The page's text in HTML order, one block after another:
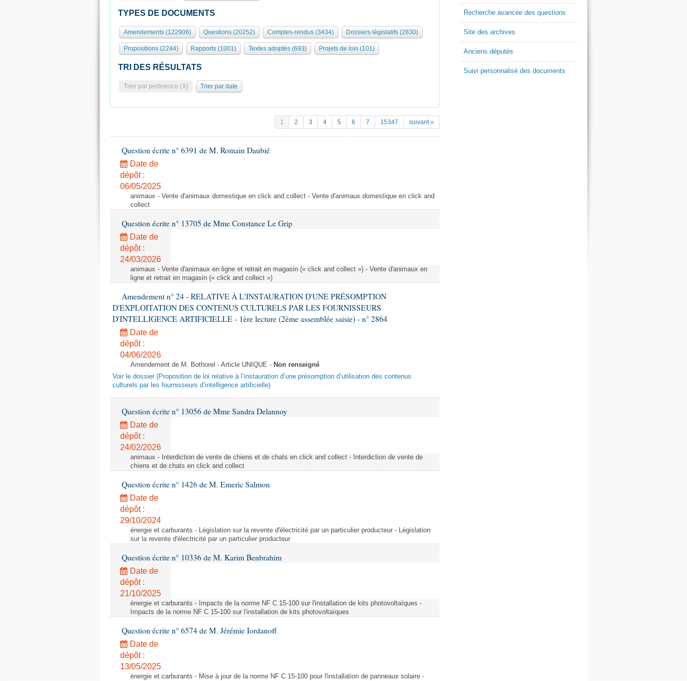
TYPES DE DOCUMENTS
Amendements (122906) Questions (20252) Comptes-rendus (3434) Dossiers législatifs (2830)
Propositions (2244) Rapports (1001) Textes adoptés (693) Projets de lois (101)
TRI DES RÉSULTATS
Trier par pertinence (X) Trier par date
1 2 3 4 5 6 7 15347 suivant »
Question écrite n° 6391 de M. Romain Daubié
Date de
dépôt :
06/05/2025
animaux - Vente d'animaux domestique en click and collect - Vente d'animaux domestique en click and
collect
Question écrite n° 13705 de Mme Constance Le Grip
Date de
dépôt :
24/03/2026
animaux - Vente d'animaux en ligne et retrait en magasin (« click and collect ») - Vente d'animaux en
ligne et retrait en magasin (« click and collect »)
Amendement n° 24 - RELATIVE À L'INSTAURATION D'UNE PRÉSOMPTION
D'EXPLOITATION DES CONTENUS CULTURELS PAR LES FOURNISSEURS
D'INTELLIGENCE ARTIFICIELLE - 1ère lecture (2ème assemblée saisie) - n° 2864
Date de
dépôt :
04/06/2026
Amendement de M. Bothorel - Article UNIQUE - Non renseigné
Voir le dossier (Proposition de loi relative à l’instauration d’une présomption d’utilisation des contenus
culturels par les fournisseurs d’intelligence artificielle)
Question écrite n° 13056 de Mme Sandra Delannoy
Date de
dépôt :
24/02/2026
animaux - Interdiction de vente de chiens et de chats en click and collect - Interdiction de vente de
chiens et de chats en click and collect
Question écrite n° 1426 de M. Emeric Salmon
Date de
dépôt :
29/10/2024
énergie et carburants - Législation sur la revente d'électricité par un particulier producteur - Législation
sur la revente d'électricité par un particulier producteur
Question écrite n° 10336 de M. Karim Benbrahim
Date de
dépôt :
21/10/2025
énergie et carburants - Impacts de la norme NF C 15-100 sur l'installation de kits photovoltaïques -
Impacts de la norme NF C 15-100 sur l'installation de kits photovoltaïques
Question écrite n° 6574 de M. Jérémie Iordanoff
Date de
dépôt :
13/05/2025
énergie et carburants - Mise à jour de la norme NF C 15-100 pour l'installation de panneaux solaire -
Recherche avancée des questions
Site des archives
Anciens députés
Suivi personnalisé des documents